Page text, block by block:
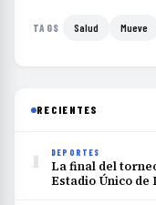
TAGS Salud Mueve
RECIENTES
1 DEPORTES
La final del
Estadio Único de